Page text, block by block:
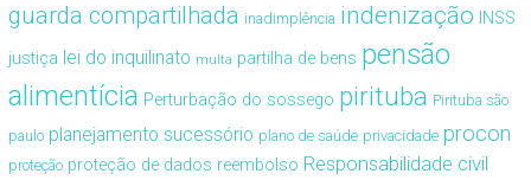
guarda compartilhada inadimplência indenização INSS
justiça lei do inquilinato multa partilha de bens pensão
alimentícia Perturbação do sossego pirituba Pirituba são
paulo planejamento sucessório plano de saúde privacidade procon
proteção proteção de dados reembolso Responsabilidade civil